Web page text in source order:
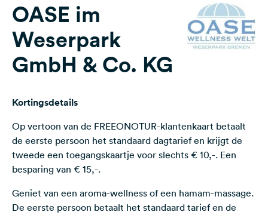
Magazine
Partners
Nieuwsbrief
Vragen &
Feedback
Taal:
Nederlands
OASE im
Weserpark
GmbH & Co. KG
Kortingsdetails
Op vertoon van de FREEONOTUR-klantenkaart betaalt
de eerste persoon het standaard dagtarief en krijgt de
tweede een toegangskaartje voor slechts € 10,-. Een
besparing van € 15,-.
Geniet van een aroma-wellness of een hamam-massage.
De eerste persoon betaalt het standaard tarief en de